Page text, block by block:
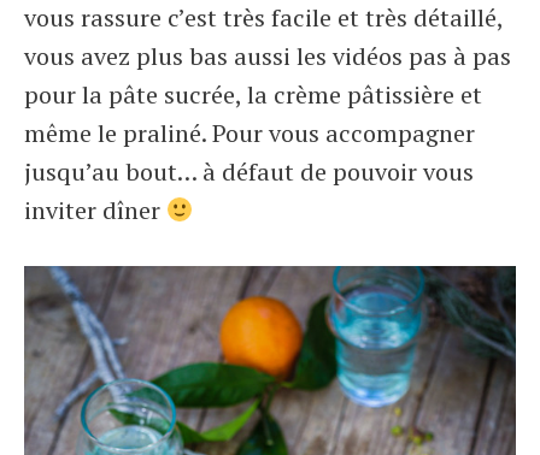
vous rassure c’est très facile et très détaillé,
vous avez plus bas aussi les vidéos pas à pas
pour la pâte sucrée, la crème pâtissière et
même le praliné. Pour vous accompagner
jusqu’au bout… à défaut de pouvoir vous
inviter dîner